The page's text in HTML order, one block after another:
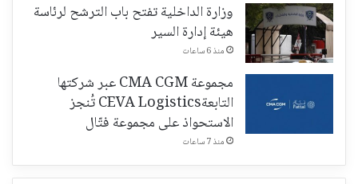
وزارة الداخلية تفتح باب الترشح لرئاسة
هيئة إدارة السير
منذ 6 ساعات
مجموعة CMA CGM عبر شركتها
التابعةCEVA Logistics تُنجز
الاستحواذ على مجموعة فتّال
منذ 7 ساعات